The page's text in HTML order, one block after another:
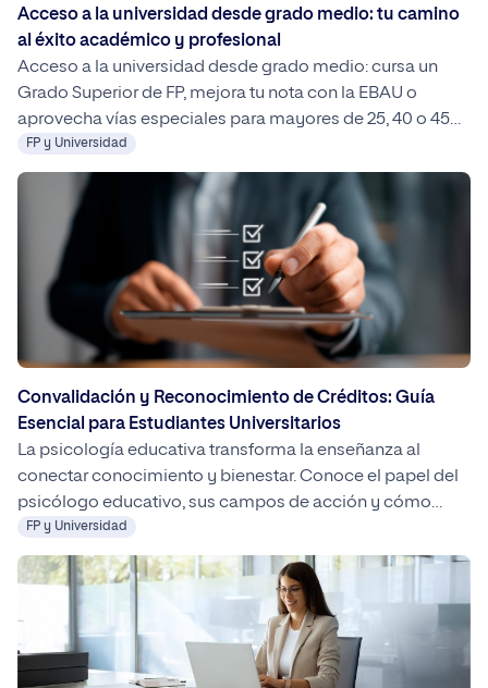
Acceso a la universidad desde grado medio: tu camino
al éxito académico y profesional
Acceso a la universidad desde grado medio: cursa un
Grado Superior de FP, mejora tu nota con la EBAU o
aprovecha vías especiales para mayores de 25, 40 o 45
años. Con planificación, convalidaciones y orientación, tu
transición a estudios universitarios es posible y flexible,
incluyendo opciones 100 % online como las de UNIPRO.
FP y Universidad
Convalidación y Reconocimiento de Créditos: Guía
Esencial para Estudiantes Universitarios
La psicología educativa transforma la enseñanza al
conectar conocimiento y bienestar. Conoce el papel del
psicólogo educativo, sus campos de acción y cómo
formarte en UNIPRO para impulsar una educación más
humana y efectiva.
FP y Universidad